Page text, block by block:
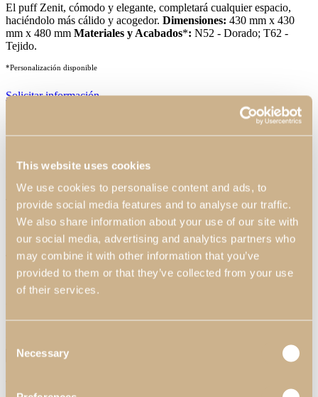
This website uses cookies
We use cookies to personalise content and ads, to
provide social media features and to analyse our traffic.
We also share information about your use of our site with
our social media, advertising and analytics partners who
may combine it with other information that you’ve
provided to them or that they’ve collected from your use
of their services.
Selection
Necessary
El puff Zenit, cómodo y elegante, completará cualquier espacio,
haciéndolo más cálido y acogedor. Dimensiones: 430 mm x 430
mm x 480 mm Materiales y Acabados*: N52 - Dorado; T62 -
Tejido.
*Personalización disponible
Solicitar información
Email*
Teléfono
Te interesa:
Producto
Ambiente